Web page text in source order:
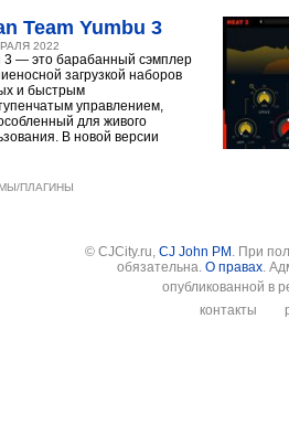
Team Yumbu 3
2022
3 — это барабанный сэмплер
загрузкой наборов
и быстрым
управлением,
для живого
В новой версии
ПЛАГИНЫ
© CJCity.ru, CJ John PM . При
обязательна. О правах.
опубликованной в
контакты